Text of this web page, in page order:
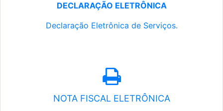
DECLARAÇÃO ELETRÔNICA
Declaração Eletrônica de Serviços.
NOTA FISCAL ELETRÔNICA